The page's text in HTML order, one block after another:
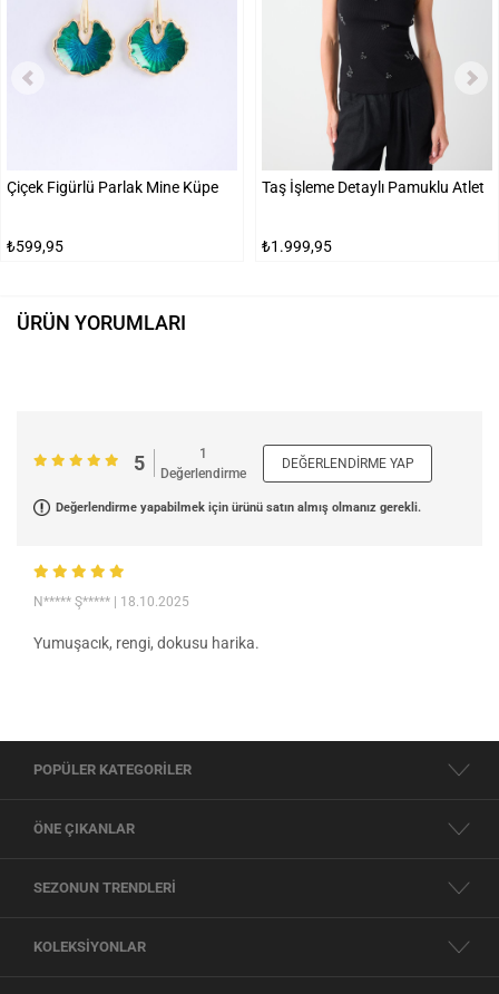
Çiçek Figürlü Parlak Mine Küpe
₺599,95
Taş İşleme Detaylı Pamuklu Atlet
₺1.999,95
ÜRÜN YORUMLARI
5
1
Değerlendirme
DEĞERLENDIRME YAP
Değerlendirme yapabilmek için ürünü satın almış olmanız gerekli.
N***** Ş***** | 18.10.2025
Yumuşacık, rengi, dokusu harika.
POPÜLER KATEGORİLER
ÖNE ÇIKANLAR
SEZONUN TRENDLERİ
KOLEKSİYONLAR